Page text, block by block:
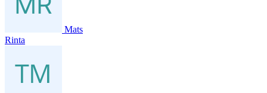
Mats
Rinta